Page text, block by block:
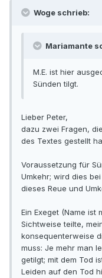
Woge schrieb:
Mariamante
M.E. ist hier
Sünden tilgt.
Lieber Peter,
dazu zwei Fragen,
des Textes gestellt
Voraussetzung für
Umkehr; wird dies
dieses Reue und
Ein Exeget (Name ist
Sichtweise teilte,
konsequenterweise
muss: Je mehr man
getilgt; mit dem Tod
Leiden auf den Tod